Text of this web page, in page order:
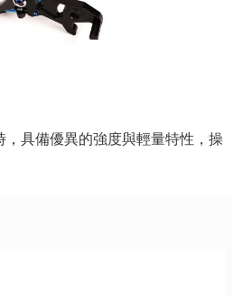
，具備優異的強度與輕量特性，操